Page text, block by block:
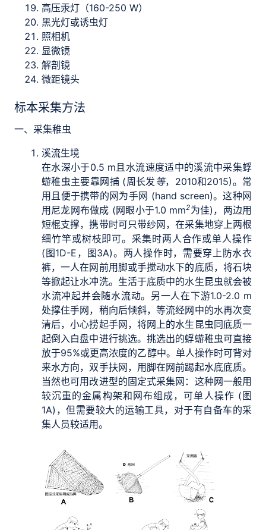
高压汞灯（160-250 W）
黑光灯或诱虫灯
照相机
显微镜
解剖镜
微距镜头
标本采集方法
一、采集稚虫
溪流生境
在水深小于0.5 m且水流速度适中的溪流中采集蜉
蝣稚虫主要靠网捕 (周长发 等，2010和2015)。常
用且便于携带的网为手网 (hand screen)。这种网
用尼龙网布做成 (网眼小于1.0 mm2为佳)，两边用
短棍支撑，携带时可只带纱网，在采集地穿上两根
细竹竿或树枝即可。采集时两人合作或单人操作
(图1D-E，图3A)。两人操作时，需要穿上防水衣
裤，一人在网前用脚或手搅动水下的底质，将石块
等掀起让水冲洗。生活于底质中的水生昆虫就会被
水流冲起并会随水流动。另一人在下游1.0-2.0 m
处撑住手网，稍向后倾斜，等流经网中的水再次变
清后，小心捞起手网，将网上的水生昆虫同底质一
起倒入白盘中进行挑选。挑选出的蜉蝣稚虫可直接
放于95%或更高浓度的乙醇中。单人操作时可背对
来水方向，双手扶网，用脚在网前踢起水底底质。
当然也可用改进型的固定式采集网：这种网一般用
较沉重的金属构架和网布组成，可单人操作 (图
1A)，但需要较大的运输工具，对于有自备车的采
集人员较适用。